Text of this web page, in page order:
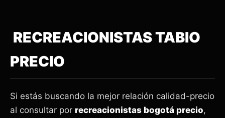
RECREACIONISTAS TABIO
PRECIO
Si estás buscando la mejor relación calidad-precio
al consultar por recreacionistas bogotá precio,